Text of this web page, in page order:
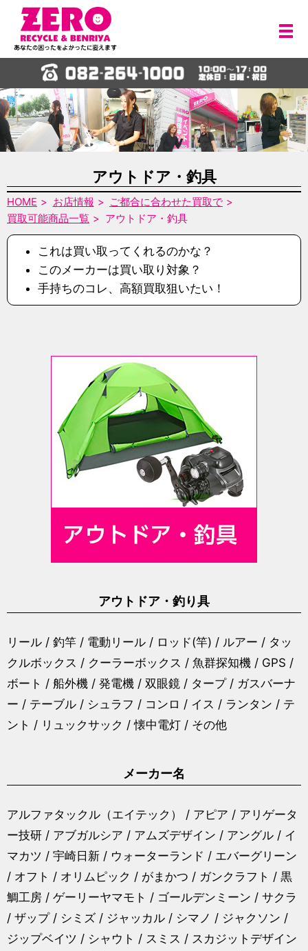
メ
アウトドア・釣具
HOME お店情報
ご都合に合わせた買取で
買取可能商品一覧
アウトドア・釣具
これは買い取ってくれるのかな？
このメーカーは買い取り対象？
手持ちのコレ、高額買取狙いたい！
アウトドア・釣り具
リール / 釣竿 / 電動リール / ロッド(竿) / ルアー / タッ
クルボックス / クーラーボックス / 魚群探知機 / GPS /
ボート / 船外機 / 発電機 / 双眼鏡 / タープ / ガスバーナ
ー / テーブル / シュラフ / コンロ / イス / ランタン / テ
ント / リュックサック / 懐中電灯 / その他
メーカー名
アルファタックル（エイテック） / アピア / アリゲータ
ー技研 / アブガルシア / アムズデザイン / アングル / イ
マカツ / 宇崎日新 / ウォーターランド / エバーグリーン
/ オフト / オリムピック / がまかつ / ガンクラフト / 黒
鯛工房 / ゲーリーヤマモト / ゴールデンミーン / サクラ
/ ザップ / シミズ / ジャッカル / シマノ / ジャクソン /
ジップベイツ / シャウト / スミス / スカジットデザイン